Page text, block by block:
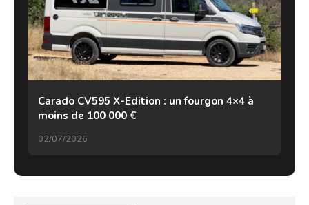
Carado CV595 X-Edition : un fourgon 4×4 à
moins de 100 000 €
02/07/2026